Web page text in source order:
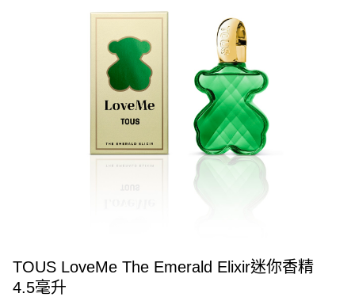
TOUS LoveMe The Emerald Elixir迷你香精
4.5毫升